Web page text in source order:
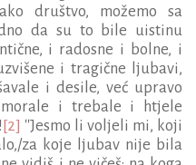
društvo, možemo sa
da su to bile uistinu
i radosne i bolne, i
i tragične ljubavi,
i desile, već upravo
i trebale i htjele
[2] ''Jesmo li voljeli mi, koji
za koje ljubav nije bila